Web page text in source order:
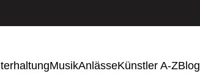
MusikAnlässeKünstler A-ZBlog